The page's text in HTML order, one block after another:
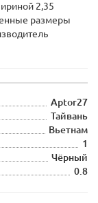
2,35
размеры
Aptor27
Тайвань
Вьетнам
1
Чёрный
0.8